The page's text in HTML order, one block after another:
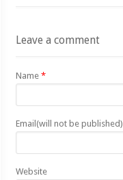
Leave a comment
Name *
Email(will not be published)
Website